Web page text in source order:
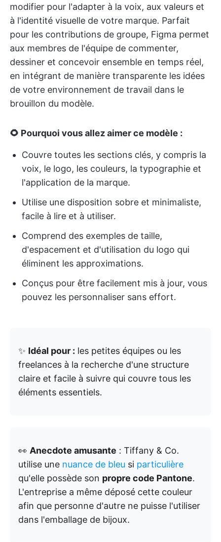
modifier pour l'adapter à la voix, aux valeurs et
à l'identité visuelle de votre marque. Parfait
pour les contributions de groupe, Figma permet
aux membres de l'équipe de commenter,
dessiner et concevoir ensemble en temps réel,
en intégrant de manière transparente les idées
de votre environnement de travail dans le
brouillon du modèle.
🌻 Pourquoi vous allez aimer ce modèle :
Couvre toutes les sections clés, y compris la
voix, le logo, les couleurs, la typographie et
l'application de la marque.
Utilise une disposition sobre et minimaliste,
facile à lire et à utiliser.
Comprend des exemples de taille,
d'espacement et d'utilisation du logo qui
éliminent les approximations.
Conçus pour être facilement mis à jour, vous
pouvez les personnaliser sans effort.
✨ Idéal pour : les petites équipes ou les
freelances à la recherche d'une structure
claire et facile à suivre qui couvre tous les
éléments essentiels.
👀 Anecdote amusante : Tiffany & Co.
utilise une nuance de bleu si particulière
qu'elle possède son propre code Pantone.
L'entreprise a même déposé cette couleur
afin que personne d'autre ne puisse l'utiliser
dans l'emballage de bijoux.